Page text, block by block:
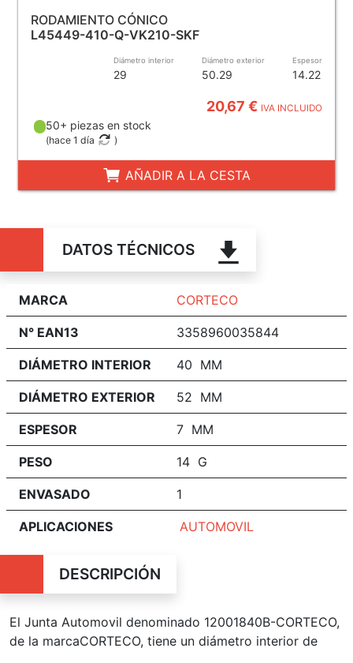
RODAMIENTO CÓNICO
L45449-410-Q-VK210-SKF
Diámetro interior
29
Diámetro exterior
50.29
Espesor
14.22
20,67 € IVA INCLUIDO
50+ piezas en stock
(hace 1 día )
AÑADIR A LA CESTA
DATOS TÉCNICOS
MARCA CORTECO
N° EAN13 3358960035844
DIÁMETRO INTERIOR 40 MM
DIÁMETRO EXTERIOR 52 MM
ESPESOR 7 MM
PESO 14 G
ENVASADO 1
APLICACIONES AUTOMOVIL
DESCRIPCIÓN
El Junta Automovil denominado 12001840B-CORTECO,
de la marcaCORTECO, tiene un diámetro interior de